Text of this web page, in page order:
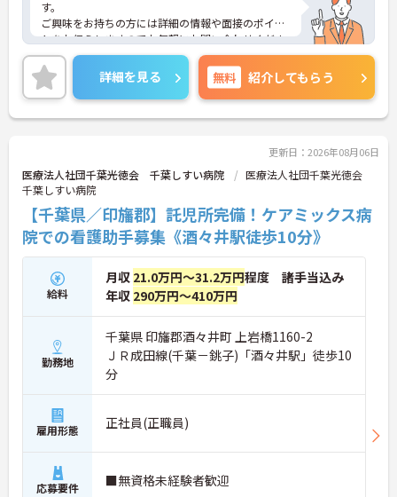
す。
ご興味をお持ちの方には詳細の情報や面接のポイン
トをお伝えしますのでお気軽にお問い合わせくださ
いませ。
詳細を見る 無料 紹介してもらう
更新日：2026年08月06日
医療法人社団千葉光徳会 千葉しすい病院
医療法人社団千葉光徳会
千葉しすい病院
【千葉県／印旛郡】託児所完備！ケアミックス病
院での看護助手募集《酒々井駅徒歩10分》
給料
月収 21.0万円～31.2万円程度 諸手当込み
年収 290万円～410万円
勤務地
千葉県 印旛郡酒々井町 上岩橋1160-2
ＪＲ成田線(千葉－銚子)「酒々井駅」徒歩10
分
雇用形態 正社員(正職員)
応募要件 ■無資格未経験者歓迎